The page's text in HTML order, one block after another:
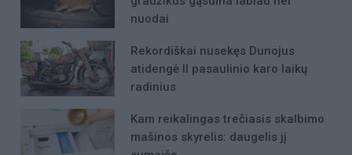
nuodai
Rekordiškai nusekęs Dunojus
atidengė II pasaulinio karo laikų
radinius
Kam reikalingas trečiasis skalbimo
mašinos skyrelis: daugelis jį